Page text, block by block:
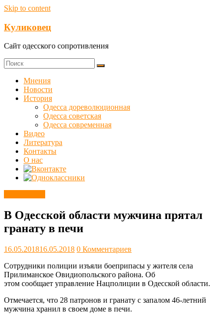
Skip to content
Куликовец
Сайт одесского сопротивления
Мнения
Новости
История
Одесса дореволюционная
Одесса советская
Одесса современная
Видео
Литература
Контакты
О нас
В Одесской области мужчина прятал
гранату в печи
16.05.201816.05.2018 0 Комментариев
Сотрудники полиции изъяли боеприпасы у жителя села
Прилиманское Овидиопольского района. Об
этом сообщает управление Нацполиции в Одесской области.
Отмечается, что 28 патронов и гранату с запалом 46-летний
мужчина хранил в своем доме в печи.